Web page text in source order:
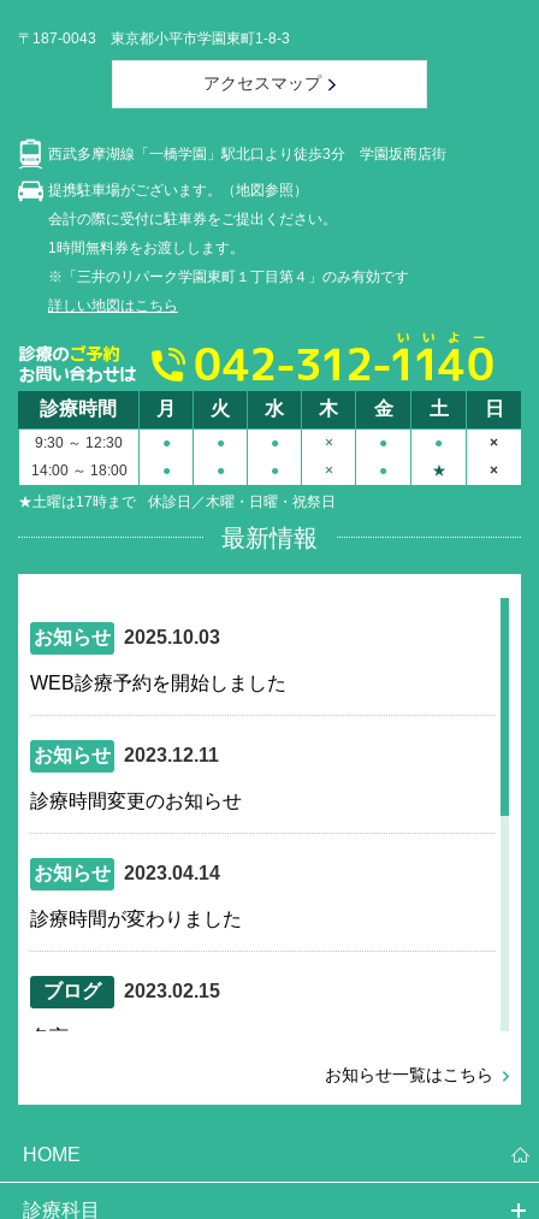
〒187-0043 東京都小平市学園東町1-8-3
アクセスマップ
西武多摩湖線「一橋学園」駅北口より徒歩3分 学園坂商店街
提携駐車場がございます。（地図参照）
会計の際に受付に駐車券をご提出ください。
1時間無料券をお渡しします。
※「三井のリパーク学園東町１丁目第４」のみ有効です
詳しい地図はこちら
診療時間 月 火 水 木 金 土 日
9:30 ～ 12:30 ● ● ● × ● ●
×
14:00 ～ 18:00
● ● ● × ● ★
×
★土曜は17時まで
休診日／木曜・日曜・祝祭日
最新情報
お知らせ 2025.10.03
WEB診療予約を開始しました
お知らせ 2023.12.11
診療時間変更のお知らせ
お知らせ 2023.04.14
診療時間が変わりました
ブログ 2023.02.15
名言
ブログ 2020.11.18
当院の新型コロナウイルス対策
お知らせ一覧はこちら
HOME
診療科目